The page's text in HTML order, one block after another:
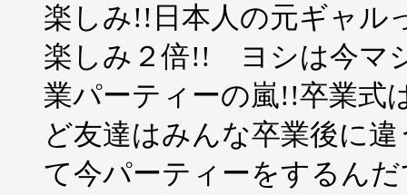
楽しみ!!日本人の元ギャル
楽しみ２倍!! ヨシは今マ
業パーティーの嵐!!卒業式
ど友達はみんな卒業後に
て今パーティーをするん